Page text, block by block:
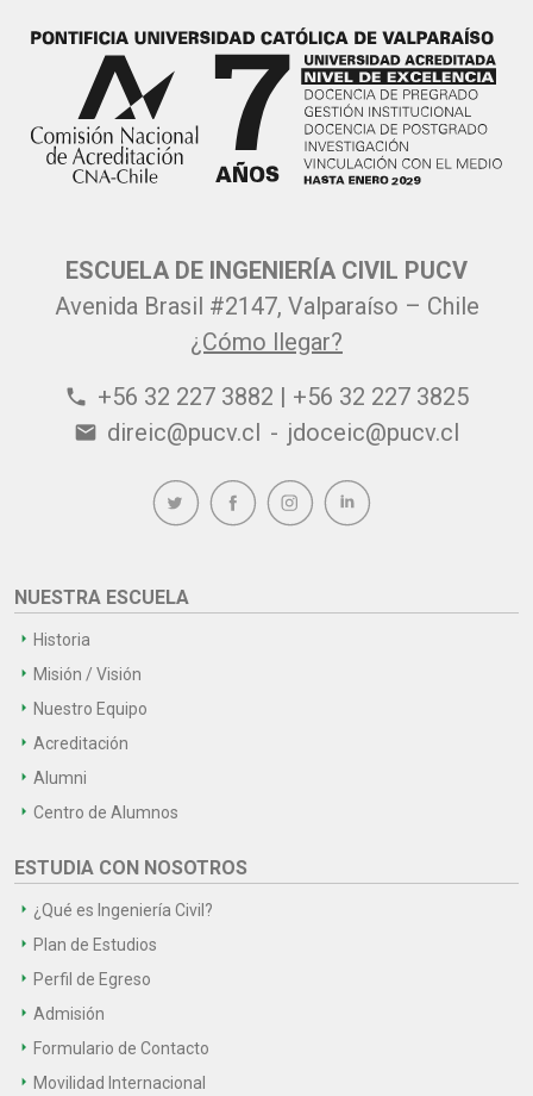
ESCUELA DE INGENIERÍA CIVIL PUCV
Avenida Brasil #2147, Valparaíso – Chile
¿Cómo llegar?
phone +56 32 227 3882 | +56 32 227 3825
email direic@pucv.cl - jdoceic@pucv.cl
NUESTRA ESCUELA
Historia
Misión / Visión
Nuestro Equipo
Acreditación
Alumni
Centro de Alumnos
ESTUDIA CON NOSOTROS
¿Qué es Ingeniería Civil?
Plan de Estudios
Perfil de Egreso
Admisión
Formulario de Contacto
Movilidad Internacional